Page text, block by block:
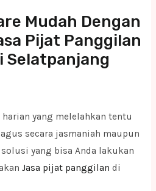
Mudah Dengan
Pijat Panggilan
Selatpanjang
yang melelahkan tentu
secara jasmaniah maupun
yang bisa Anda lakukan
Jasa pijat panggilan di